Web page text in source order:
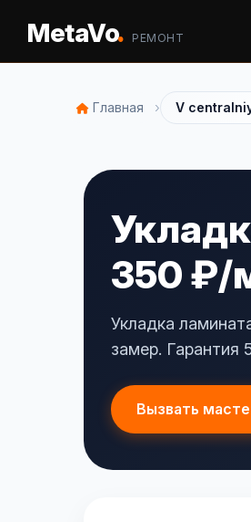
MetaVo. РЕМОНТ
Главная › V
350 ₽/
Укладка
замер. Гарантия
Вызвать